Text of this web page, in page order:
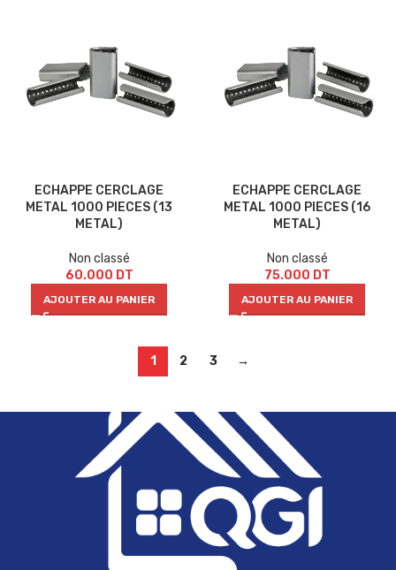
ECHAPPE CERCLAGE
METAL 1000 PIECES (13
METAL)
Non classé
60.000 DT
AJOUTER AU PANIER
ECHAPPE CERCLAGE
METAL 1000 PIECES (16
METAL)
Non classé
75.000 DT
AJOUTER AU PANIER
1 2 3 →